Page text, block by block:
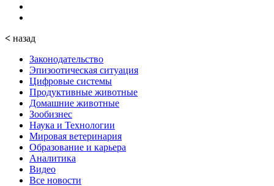
< назад
Законодательство
Эпизоотическая ситуация
Цифровые системы
Продуктивные животные
Домашние животные
Зообизнес
Наука и Технологии
Мировая ветеринария
Образование и карьера
Аналитика
Видео
Все новости